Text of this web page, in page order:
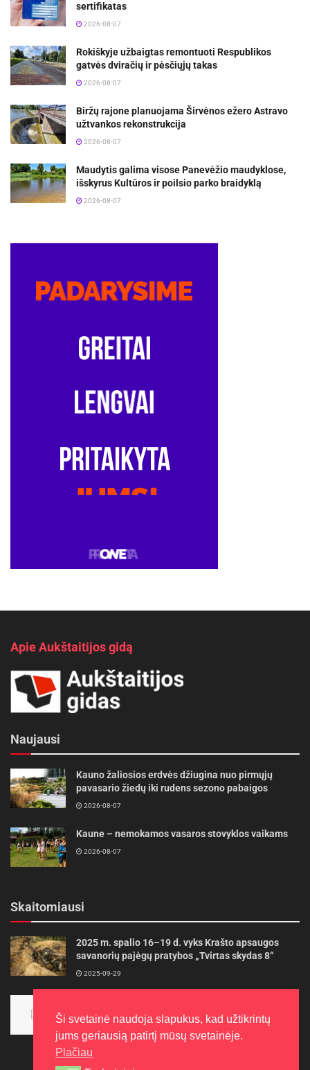
sertifikatas
2026-08-07
Rokiškyje užbaigtas remontuoti Respublikos
gatvės dviračių ir pėsčiųjų takas
2026-08-07
Biržų rajone planuojama Širvėnos ežero Astravo
užtvankos rekonstrukcija
2026-08-07
Maudytis galima visose Panevėžio maudyklose,
išskyrus Kultūros ir poilsio parko braidyklą
2026-08-07
Apie Aukštaitijos gidą
Naujausi
Kauno žaliosios erdvės džiugina nuo pirmųjų
pavasario žiedų iki rudens sezono pabaigos
2026-08-07
Kaune – nemokamos vasaros stovyklos vaikams
2026-08-07
Skaitomiausi
2025 m. spalio 16–19 d. vyks Krašto apsaugos
savanorių pajėgų pratybos „Tvirtas skydas 8“
2025-09-29
aukso
2015-10-30
Ši svetainė naudoja slapukus, kad užtikrintų
jums geriausią patirtį mūsų svetainėje.
Plačiau